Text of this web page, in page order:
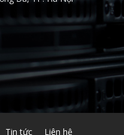
Tin tức Liên hệ